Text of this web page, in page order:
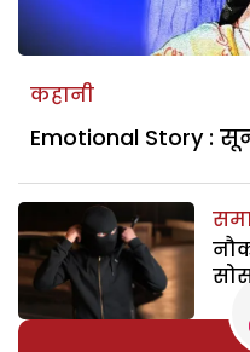
कहानी
Emotional Story :